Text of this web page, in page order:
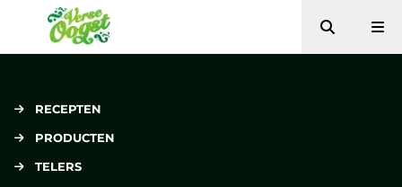
Verse Oogst
Zoeken
RECEPTEN
PRODUCTEN
TELERS